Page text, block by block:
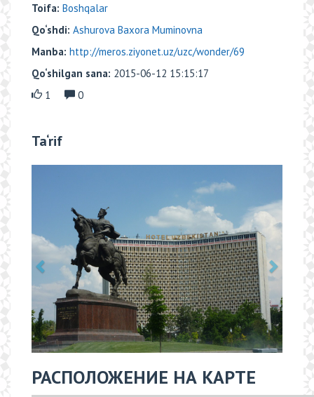
Toifa: Boshqalar
Qo‘shdi: Ashurova Baxora Muminovna
Manba: http://meros.ziyonet.uz/uzc/wonder/69
Qo‘shilgan sana: 2015-06-12 15:15:17
1
0
Ta‘rif
РАСПОЛОЖЕНИЕ НА КАРТЕ